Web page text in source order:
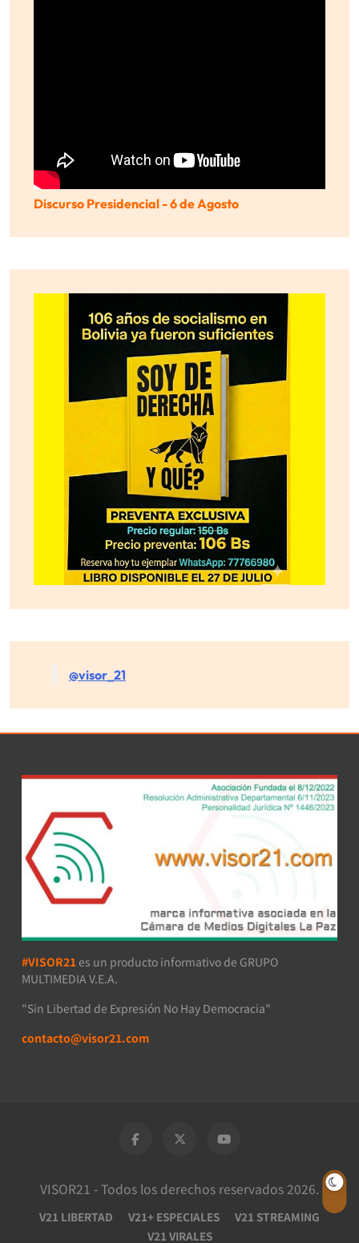
Discurso Presidencial - 6 de Agosto
@visor_21
#VISOR21 es un producto informativo de GRUPO
MULTIMEDIA V.E.A.
"Sin Libertad de Expresión No Hay Democracia"
contacto@visor21.com
VISOR21 - Todos los derechos reservados 2026.
V21 LIBERTAD V21+ ESPECIALES
V21 STREAMING
V21 VIRALES